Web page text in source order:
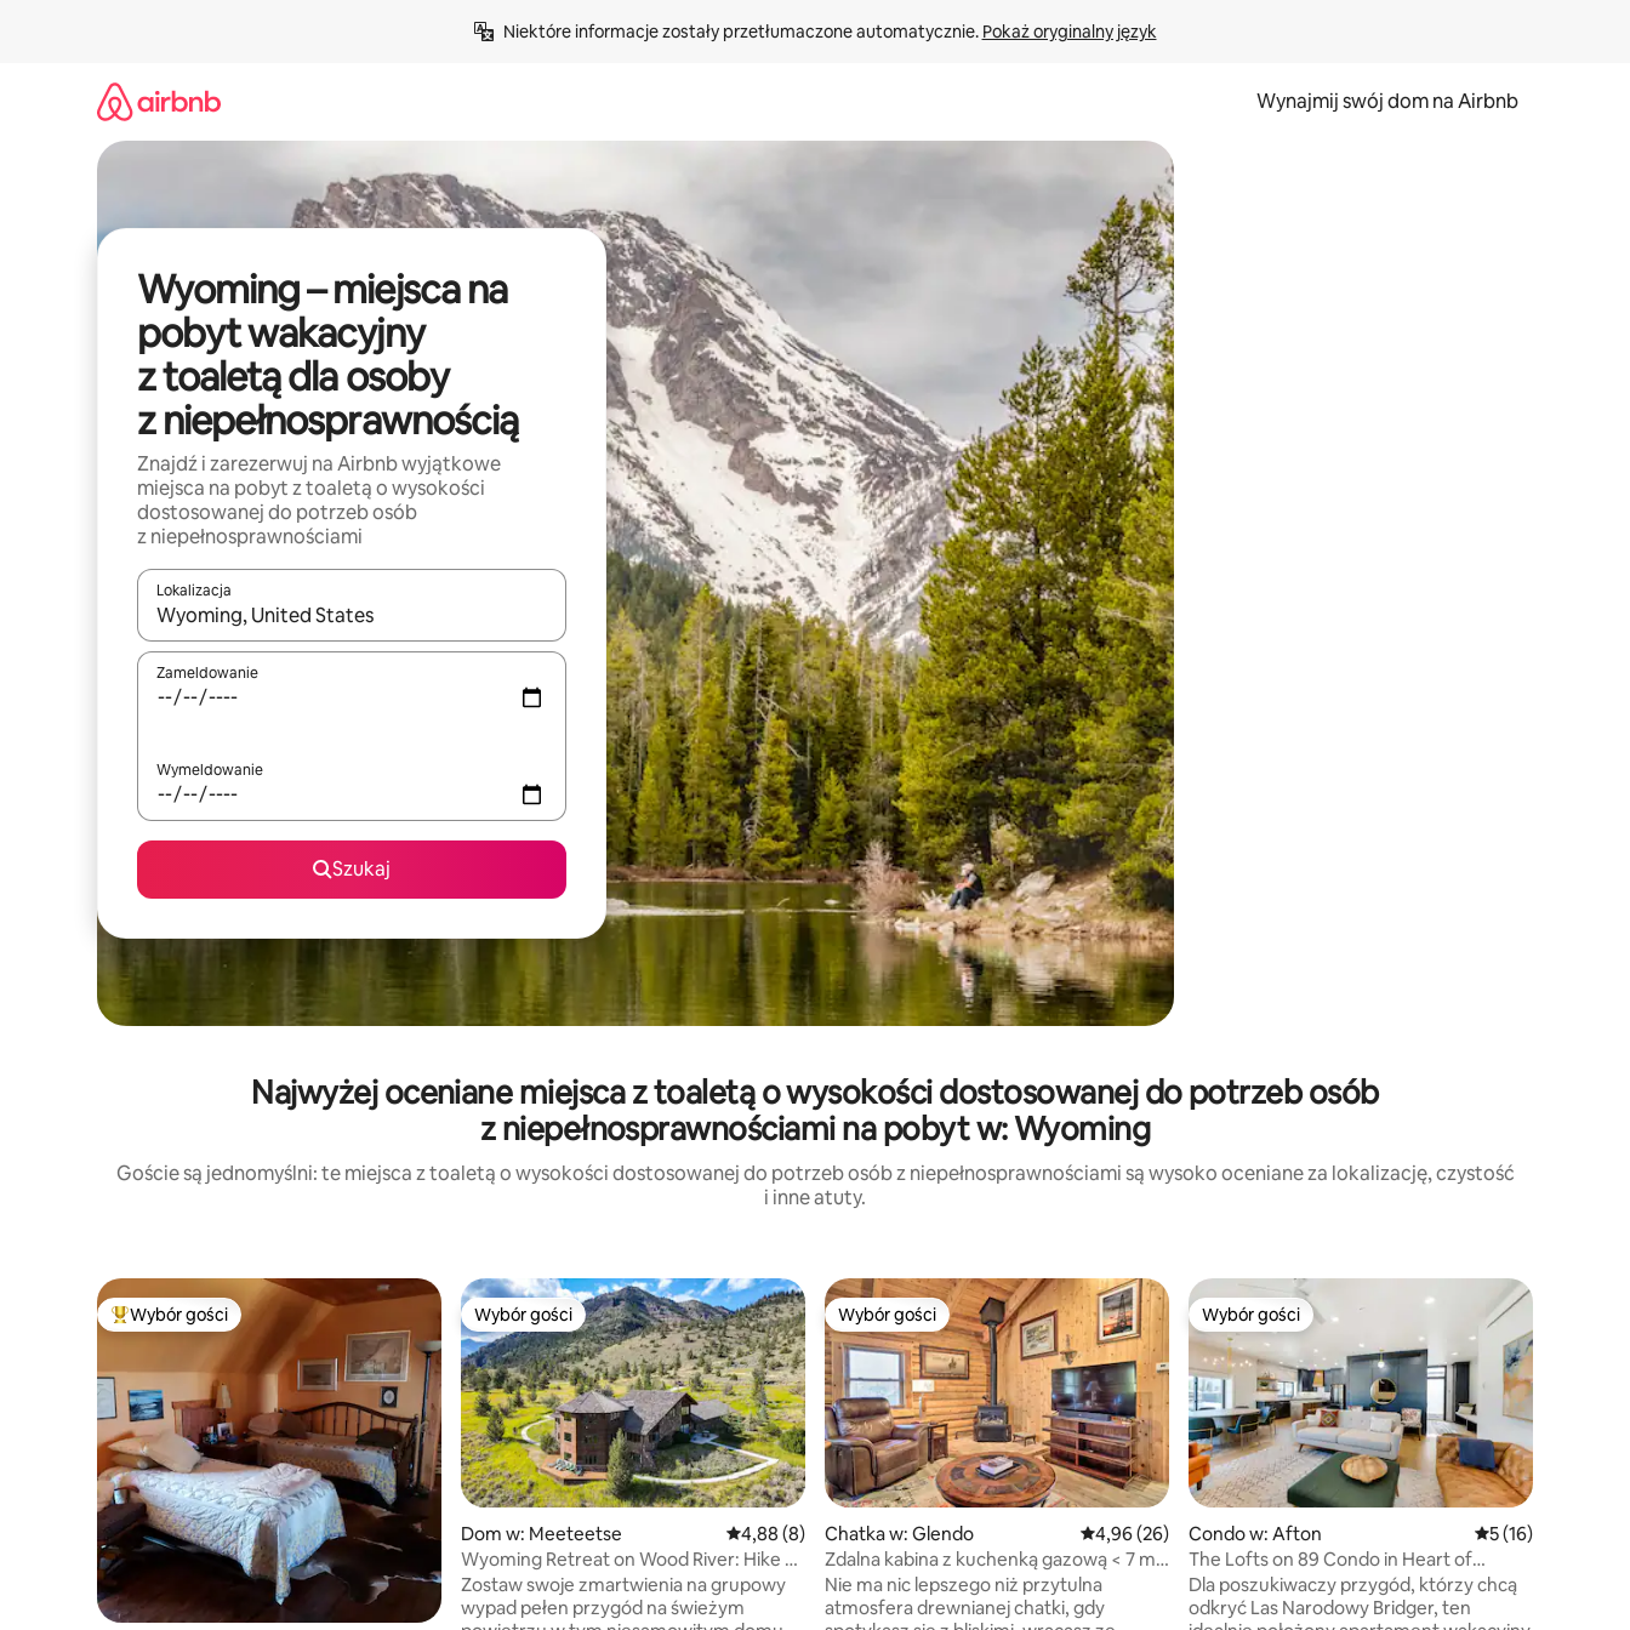
Niektóre informacje zostały przetłumaczone automatycznie. Pokaż oryginalny język
Wynajmij swój dom na Airbnb
Wyoming – miejsca na
pobyt wakacyjny
z toaletą dla osoby
z niepełnosprawnością
Znajdź i zarezerwuj na Airbnb wyjątkowe
miejsca na pobyt z toaletą o wysokości
dostosowanej do potrzeb osób
z niepełnosprawnościami
Lokalizacja
Gdy wyniki będą dostępne, możesz poruszać się po nich za pomocą klawiszy strzałek w górę i w dół lub przeglądać je za pomocą gestów dotykowych lub przesuwania.
Zameldowanie
Wymeldowanie
Szukaj
Najwyżej oceniane miejsca z toaletą o wysokości dostosowanej do potrzeb osób
z niepełnosprawnościami na pobyt w: Wyoming
Goście są jednomyślni: te miejsca z toaletą o wysokości dostosowanej do potrzeb osób z niepełnosprawnościami są wysoko oceniane za lokalizację, czystość
i inne atuty.
Najpopularniejsze z kategorii Wybór gości
Wybór gości Wybór gości
Wybór gości
Dom w: Meeteetse Średnia ocena: 4,88 na 5, liczba recenzji: 8
4,88 (8)
Wyoming Retreat on Wood River: Hike &
Fly Fish!
Zostaw swoje zmartwienia na grupowy
wypad pełen przygód na świeżym
Wybór gości
Wybór gości
Chatka w: Glendo Średnia ocena: 4,96 na 5, liczba recenzji: 26
4,96 (26)
Zdalna kabina z kuchenką gazową < 7 mil
do miasta!
Nie ma nic lepszego niż przytulna
atmosfera drewnianej chatki, gdy
Wybór gości
Wybór gości
Condo w: Afton Średnia ocena: 5
5 (16)
The Lofts on 89 Condo in Heart of
Downtown Afton!
Dla poszukiwaczy przygód, którzy chcą
odkryć Las Narodowy Bridger, ten